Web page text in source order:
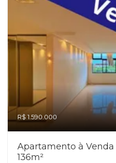
R$ 1.590.000
Apartamento à
136m²